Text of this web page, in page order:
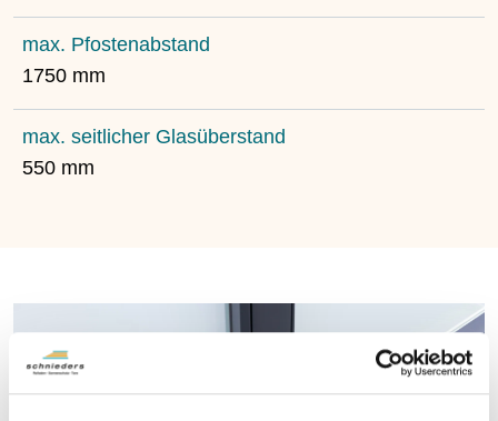
max. Pfostenabstand
1750 mm
max. seitlicher Glasüberstand
550 mm